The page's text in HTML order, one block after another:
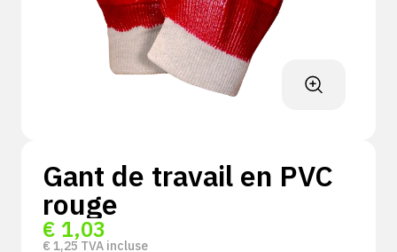
Gant de travail en PVC
rouge
€ 1,03
€ 1,25 TVA incluse